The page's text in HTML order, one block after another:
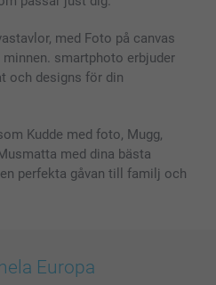
med Foto på canvas
smartphoto erbjuder
och designs för din
Kudde med foto, Mugg,
med dina bästa
perfekta gåvan till familj och
Europa